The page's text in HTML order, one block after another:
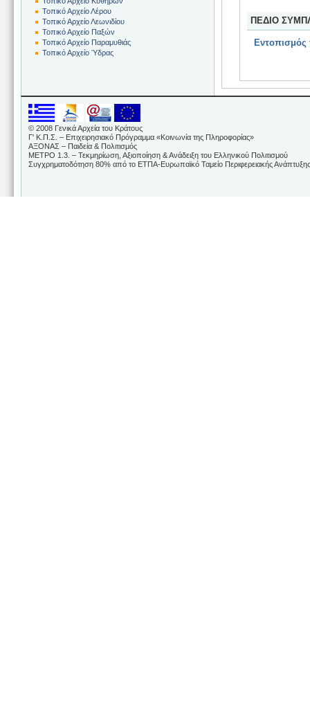
ΠΕΔΙΟ
Τοπικό Αρχείο Λέρου
Τοπικό Αρχείο Λεωνιδίου
Τοπικό Αρχείο Παξών
Τοπικό Αρχείο Παραμυθιάς
Τοπικό Αρχείο Ύδρας
© 2008 Γενικά Αρχεία του Κράτους
Γ' Κ.Π.Σ. – Επιχειρησιακό Πρόγραμμα «Κοινωνία της Πληροφορίας»
ΑΞΟΝΑΣ – Παιδεία & Πολιτισμός
ΜΕΤΡΟ 1.3. – Τεκμηρίωση, Αξιοποίηση & Ανάδειξη του Ελληνικού Πολιτισμού
Συγχρηματοδότηση 80% από το ΕΤΠΑ-Ευρωπαϊκό Ταμείο Περιφερειακής